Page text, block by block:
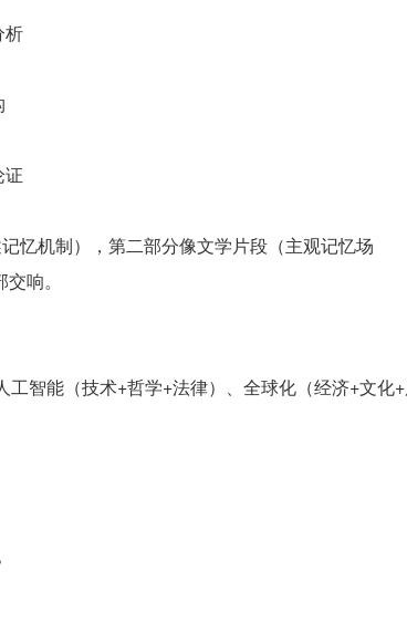
析
证
忆机制），第二部分像文学片段（主观记忆场
响。
智能（技术+哲学+法律）、全球化（经济+文化